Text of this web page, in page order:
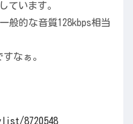
ています。
般的な音質128kbps相当
なぁ。
8720548